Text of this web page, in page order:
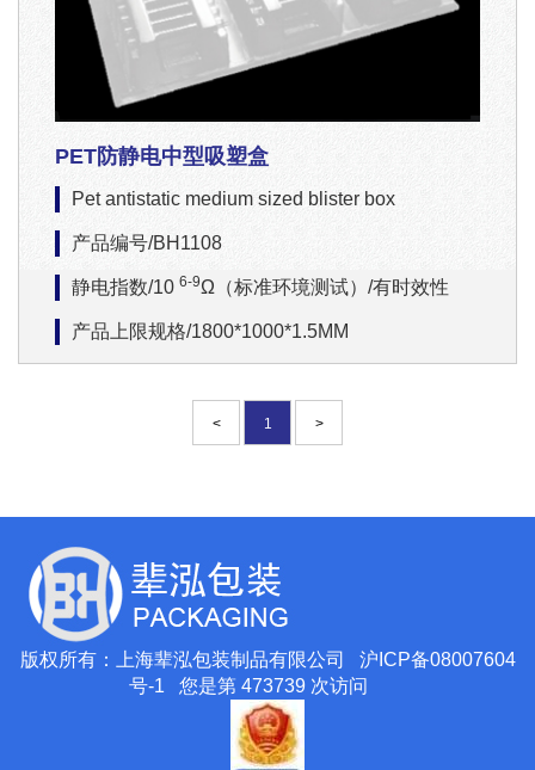
PET防静电中型吸塑盒
Pet antistatic medium sized blister box
产品编号/BH1108
静电指数/10 6-9Ω（标准环境测试）/有时效性
产品上限规格/1800*1000*1.5MM
< 1 >
版权所有：上海辈泓包装制品有限公司 沪ICP备08007604
号-1 您是第 473739 次访问